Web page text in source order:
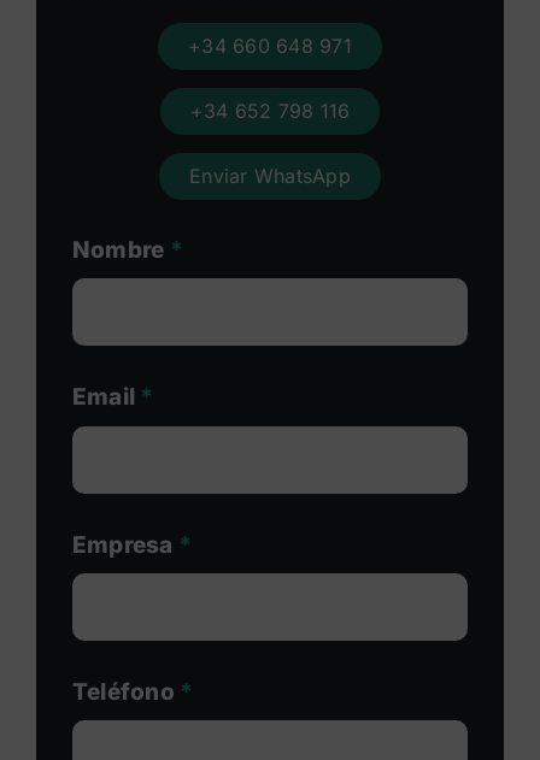
+34 660 648 971
+34 652 798 116
Enviar WhatsApp
Nombre *
Email *
Empresa *
Teléfono *